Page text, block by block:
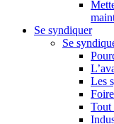
Se syndiquer
Se
Les
Tout